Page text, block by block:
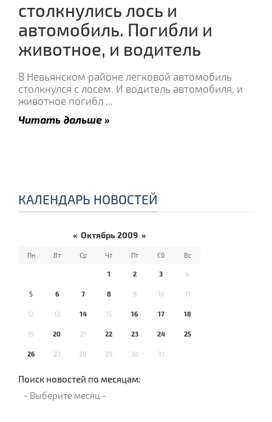
столкнулись лось и
автомобиль. Погибли и
животное, и водитель
В Невьянском районе легковой автомобиль
столкнулся с лосем. И водитель автомобиля, и
животное погибл ...
Читать дальше »
КАЛЕНДАРЬ НОВОСТЕЙ
« Октябрь 2009 »
Пн Вт Ср Чт Пт Сб Вс
1 2 3 4
5 6 7 8 9 10 11
12 13 14 15 16 17 18
19 20 21 22 23 24 25
26 27 28 29 30 31
Поиск новостей по месяцам: